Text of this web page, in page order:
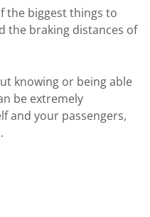
the biggest things to
the braking distances of
knowing or being able
be extremely
and your passengers,